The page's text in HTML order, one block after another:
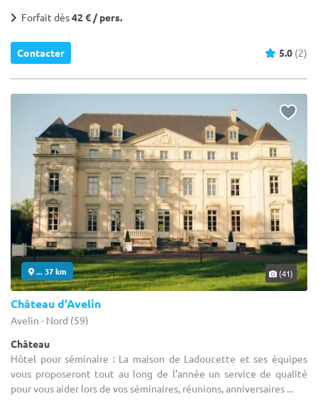
Forfait dès42 € / pers.
Contacter 5.0 (2)
... 37 km (41)
Château d'Avelin
Avelin - Nord (59)
Château
Hôtel pour séminaire : La maison de Ladoucette et ses équipes
vous proposeront tout au long de l’année un service de qualité
pour vous aider lors de vos séminaires, réunions, anniversaires ...